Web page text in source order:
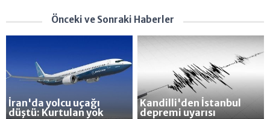
Önceki ve Sonraki Haberler
İran'da yolcu uçağı
düştü: Kurtulan yok
Kandilli'den İstanbul
depremi uyarısı